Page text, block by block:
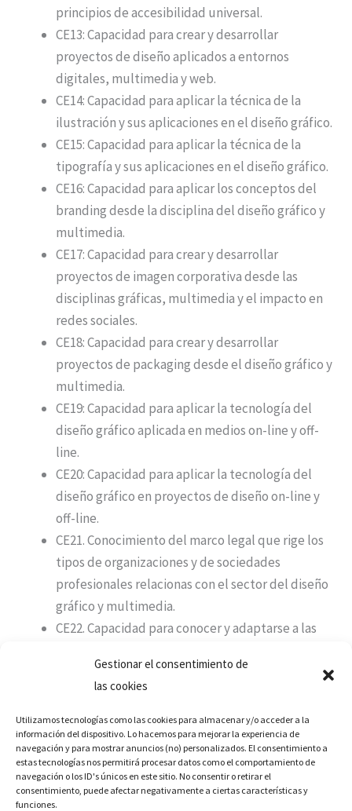
Gestionar el consentimiento de
las cookies
Utilizamos tecnologías como las cookies para almacenar y/o acceder a la
información del dispositivo. Lo hacemos para mejorar la experiencia de
navegación y para mostrar anuncios (no) personalizados. El consentimiento a
estas tecnologías nos permitirá procesar datos como el comportamiento de
navegación o los ID's únicos en este sitio. No consentir o retirar el
consentimiento, puede afectar negativamente a ciertas características y
funciones.
principios de accesibilidad universal.
CE13: Capacidad para crear y desarrollar
proyectos de diseño aplicados a entornos
digitales, multimedia y web.
CE14: Capacidad para aplicar la técnica de la
ilustración y sus aplicaciones en el diseño gráfico.
CE15: Capacidad para aplicar la técnica de la
tipografía y sus aplicaciones en el diseño gráfico.
CE16: Capacidad para aplicar los conceptos del
branding desde la disciplina del diseño gráfico y
multimedia.
CE17: Capacidad para crear y desarrollar
proyectos de imagen corporativa desde las
disciplinas gráficas, multimedia y el impacto en
redes sociales.
CE18: Capacidad para crear y desarrollar
proyectos de packaging desde el diseño gráfico y
multimedia.
CE19: Capacidad para aplicar la tecnología del
diseño gráfico aplicada en medios on-line y off-
line.
CE20: Capacidad para aplicar la tecnología del
diseño gráfico en proyectos de diseño on-line y
off-line.
CE21. Conocimiento del marco legal que rige los
tipos de organizaciones y de sociedades
profesionales relacionas con el sector del diseño
gráfico y multimedia.
CE22. Capacidad para conocer y adaptarse a las
influencia de las redes sociales y su impacto en
los entornos digitales.
CE23: Conocimiento de la organización profesional
y de los modelos de negocio de empresas
relacionas con el sector del diseño gráfico y
multimedia
CE24: Capacidad para redactar y defender, ante